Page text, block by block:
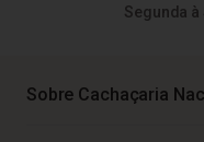
Segunda à
Sobre Cachaçaria